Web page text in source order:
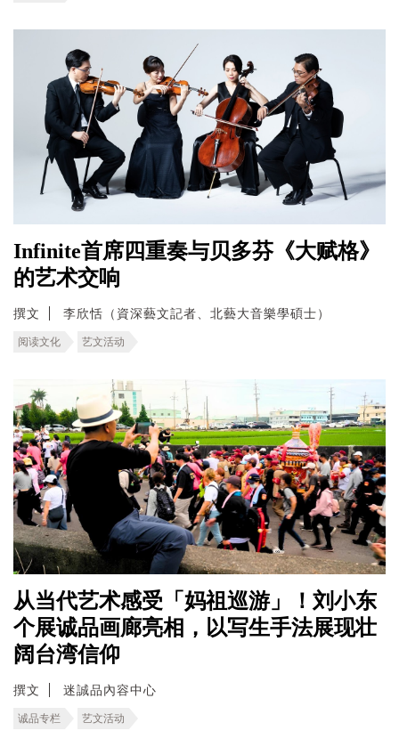
Infinite首席四重奏与贝多芬《大赋格》
的艺术交响
撰文 李欣恬（資深藝文記者、北藝大音樂學碩士）
阅读文化 艺文活动
从当代艺术感受「妈祖巡游」！刘小东
个展诚品画廊亮相，以写生手法展现壮
阔台湾信仰
撰文 迷誠品內容中心
诚品专栏 艺文活动